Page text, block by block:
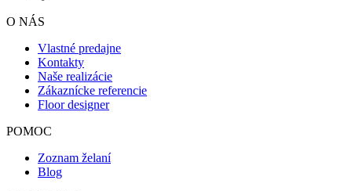
O NÁS
Vlastné predajne
Kontakty
Naše realizácie
Zákaznícke referencie
Floor designer
POMOC
Zoznam želaní
Blog